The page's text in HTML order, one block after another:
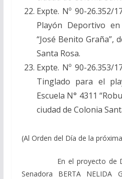
Expte. Nº 90-26.352/
Playón Deportivo
“José Benito Graña”,
Santa Rosa.
Expte. Nº 90-26.353/
Tinglado para el
Escuela N° 4311
ciudad de Colonia
(Al Orden del Día de la
En el proyecto de
Senadora BERTA NELIDA